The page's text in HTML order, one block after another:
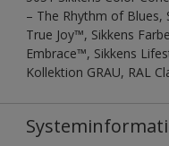
– The Rhythm of Blues,
True Joy™, Sikkens
Embrace™, Sikkens
Kollektion GRAU, RAL